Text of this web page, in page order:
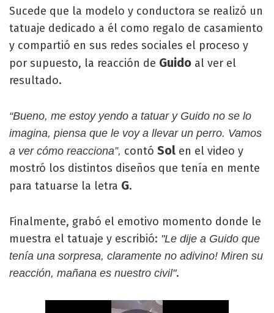
Sucede que la modelo y conductora se realizó un
tatuaje dedicado a él como regalo de casamiento
y compartió en sus redes sociales el proceso y
por supuesto, la reacción de Guido al ver el
resultado.
“Bueno, me estoy yendo a tatuar y Guido no se lo
imagina, piensa que le voy a llevar un perro. Vamos
a ver cómo reacciona”, contó Sol en el video y
mostró los distintos diseños que tenía en mente
para tatuarse la letra G.
Finalmente, grabó el emotivo momento donde le
muestra el tatuaje y escribió: "Le dije a Guido que
tenía una sorpresa, claramente no adivino! Miren su
reacción, mañana es nuestro civil".